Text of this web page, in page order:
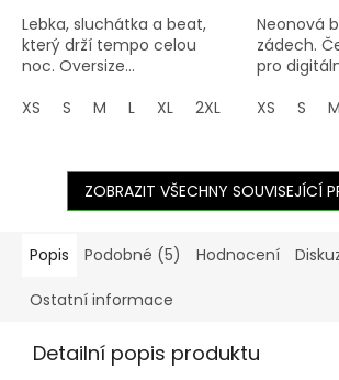
Lebka, sluchátka a beat,
který drží tempo celou
noc. Oversize...
XS
S M L XL 2XL 3XL 4XL
Neonová
zádech.
pro
XS
S M
ZOBRAZIT VŠECHNY SOUVISEJÍCÍ
Popis Podobné (5) Hodnocení
Ostatní informace
Detailní popis produktu